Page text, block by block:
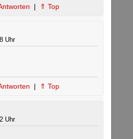
| ⇑ Top
Uhr
| ⇑ Top
Uhr